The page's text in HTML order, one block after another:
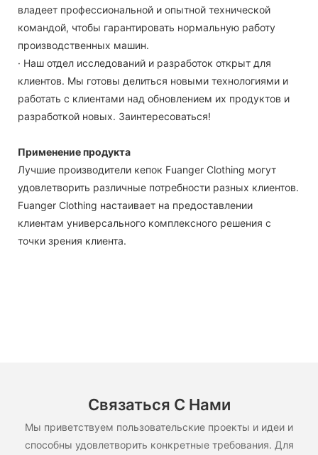
владеет профессиональной и опытной технической
командой, чтобы гарантировать нормальную работу
производственных машин.
· Наш отдел исследований и разработок открыт для
клиентов. Мы готовы делиться новыми технологиями и
работать с клиентами над обновлением их продуктов и
разработкой новых. Заинтересоваться!
Применение продукта
Лучшие производители кепок Fuanger Clothing могут
удовлетворить различные потребности разных клиентов.
Fuanger Clothing настаивает на предоставлении
клиентам универсального комплексного решения с
точки зрения клиента.
Связаться С Нами
Мы приветствуем пользовательские проекты и идеи и
способны удовлетворить конкретные требования. Для